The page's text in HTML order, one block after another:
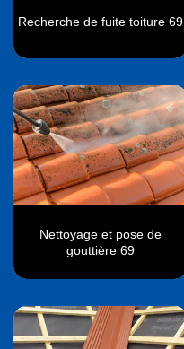
Recherche de fuite toiture 69
Nettoyage et pose de
gouttière 69